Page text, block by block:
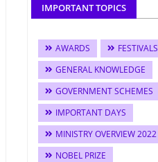
IMPORTANT TOPICS
AWARDS
FESTIVALS
GENERAL KNOWLEDGE
GOVERNMENT SCHEMES
IMPORTANT DAYS
MINISTRY OVERVIEW 2022
NOBEL PRIZE